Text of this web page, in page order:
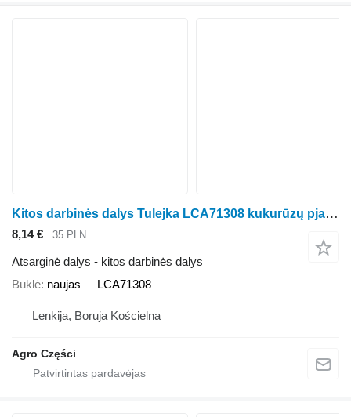
Kitos darbinės dalys Tulejka LCA71308 kukurūzų pjaunamosios Kemper 330, 345, 360, 375, 3000, M4500
8,14 € 35 PLN
Atsarginė dalys - kitos darbinės dalys
Būklė naujas LCA71308
Lenkija, Boruja Kościelna
Agro Części